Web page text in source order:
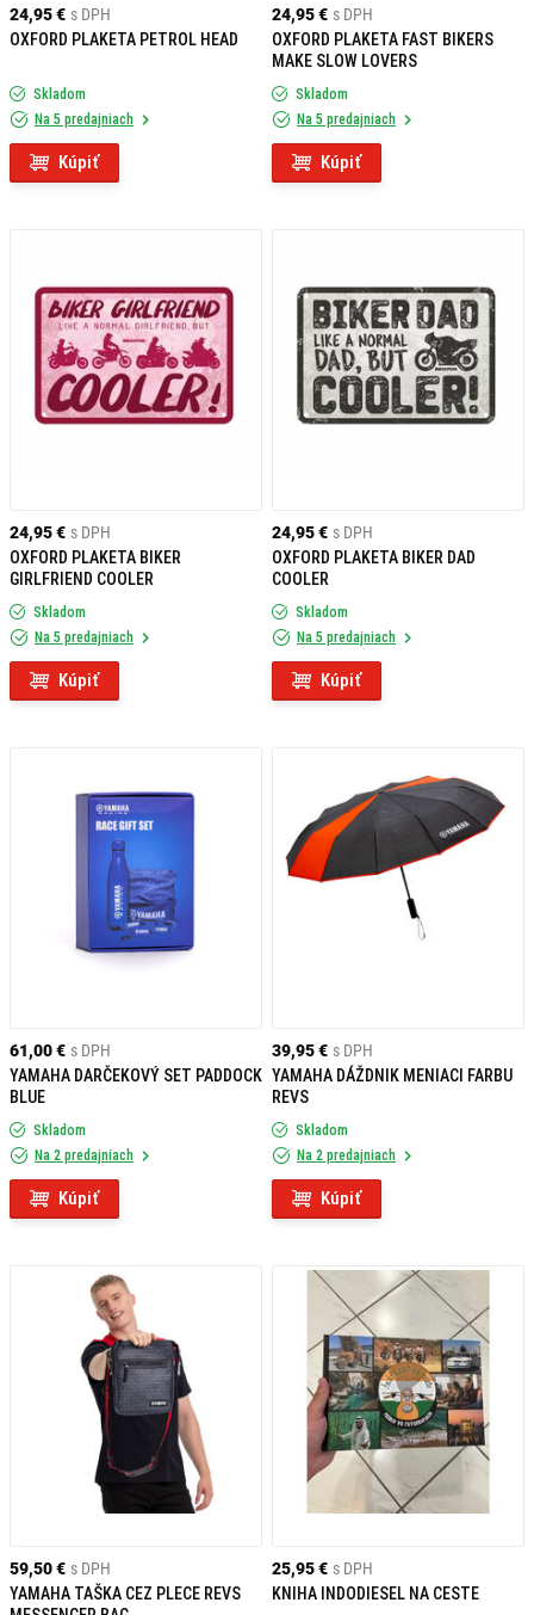
24,95 € s DPH
OXFORD PLAKETA PETROL HEAD
Skladom
Na 5 predajniach
Kúpiť
24,95 € s DPH
OXFORD PLAKETA FAST BIKERS
MAKE SLOW LOVERS
Skladom
Na 5 predajniach
Kúpiť
24,95 € s DPH
OXFORD PLAKETA BIKER
GIRLFRIEND COOLER
Skladom
Na 5 predajniach
Kúpiť
24,95 € s DPH
OXFORD PLAKETA BIKER DAD
COOLER
Skladom
Na 5 predajniach
Kúpiť
61,00 € s DPH
YAMAHA DARČEKOVÝ SET PADDOCK
BLUE
Skladom
Na 2 predajniach
Kúpiť
39,95 € s DPH
YAMAHA DÁŽDNIK MENIACI FARBU
REVS
Skladom
Na 2 predajniach
Kúpiť
59,50 € s DPH
YAMAHA TAŠKA CEZ PLECE REVS
25,95 € s DPH
KNIHA INDODIESEL NA CESTE